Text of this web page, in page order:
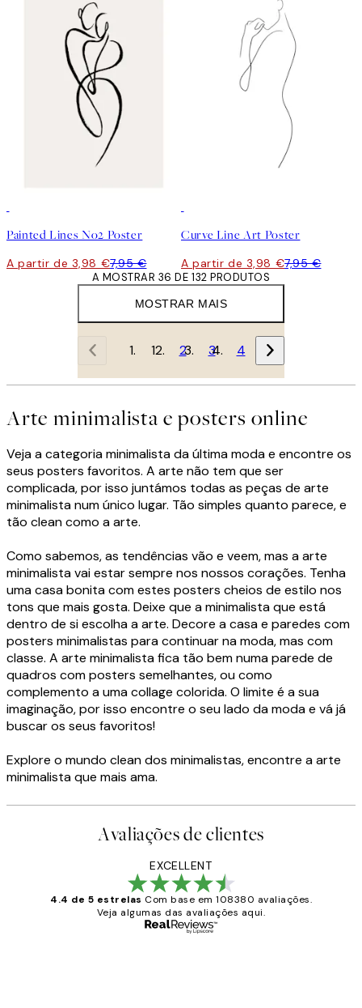
Painted Lines No2 Poster
A partir de 3,98 €7,95 €
Curve Line Art Poster
A partir de 3,98 €7,95 €
MOSTRAR MAIS
A MOSTRAR 36 DE 132 PRODUTOS
1 2 3 4
Arte minimalista e posters online
Veja a categoria minimalista da última moda e encontre os
seus posters favoritos. A arte não tem que ser
complicada, por isso juntámos todas as peças de arte
minimalista num único lugar. Tão simples quanto parece, e
tão clean como a arte.
Como sabemos, as tendências vão e veem, mas a arte
minimalista vai estar sempre nos nossos corações. Tenha
uma casa bonita com estes posters cheios de estilo nos
tons que mais gosta. Deixe que a minimalista que está
dentro de si escolha a arte. Decore a casa e paredes com
posters minimalistas para continuar na moda, mas com
classe. A arte minimalista fica tão bem numa parede de
quadros com posters semelhantes, ou como
complemento a uma collage colorida. O limite é a sua
imaginação, por isso encontre o seu lado da moda e vá já
buscar os seus favoritos!
Explore o mundo clean dos minimalistas, encontre a arte
minimalista que mais ama.
Avaliações de clientes
EXCELLENT
4.4 de 5 estrelas Com base em 108380 avaliações.
Veja algumas das avaliações aqui.